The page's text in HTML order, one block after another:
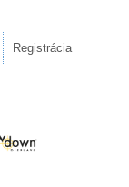
Registrácia